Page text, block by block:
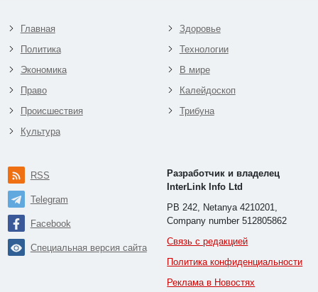
Главная
Политика
Экономика
Право
Происшествия
Культура
Здоровье
Технологии
В мире
Калейдоскоп
Трибуна
RSS
Telegram
Facebook
Специальная версия сайта
Разработчик и владелец
InterLink Info Ltd
PB 242, Netanya 4210201,
Company number 512805862
Связь с редакцией
Политика конфиденциальности
Реклама в Новостях